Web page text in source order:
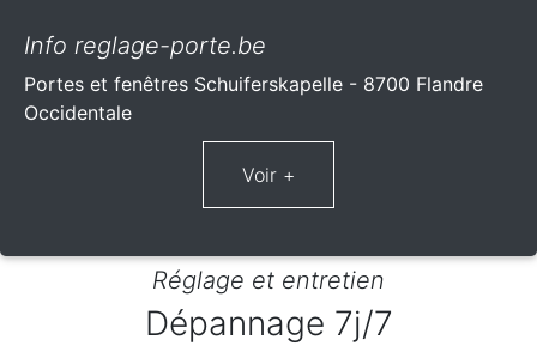
Info reglage-porte.be
Portes et fenêtres Schuiferskapelle - 8700 Flandre
Occidentale
Réglage et entretien
Dépannage 7j/7